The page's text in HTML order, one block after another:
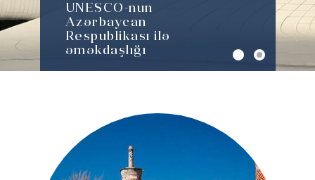
UNESCO-nun
Azərbaycan
Respublikası ilə
əməkdaşlığı